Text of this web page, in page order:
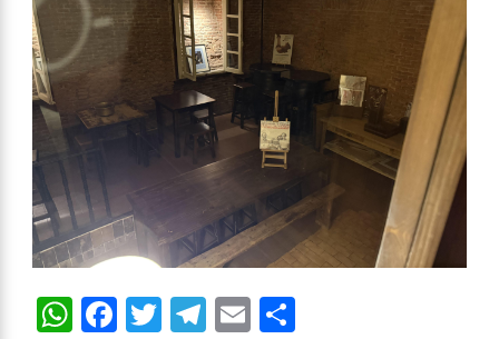
WhatsApp
Facebook
Twitter
Telegram
Email